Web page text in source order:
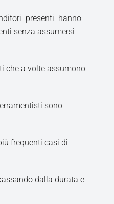
presenti hanno
senza assumersi
che a volte assumono
sono
frequenti casi di
dalla durata e